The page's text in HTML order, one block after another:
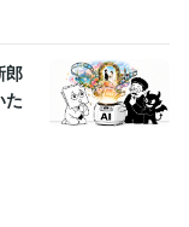
郎
た